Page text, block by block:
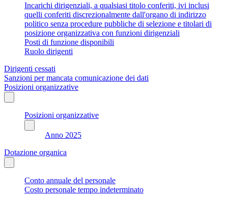
Incarichi dirigenziali, a qualsiasi titolo conferiti, ivi inclusi
quelli conferiti discrezionalmente dall'organo di indirizzo
politico senza procedure pubbliche di selezione e titolari di
posizione organizzativa con funzioni dirigenziali
Posti di funzione disponibili
Ruolo dirigenti
Dirigenti cessati
Sanzioni per mancata comunicazione dei dati
Posizioni organizzative
Posizioni organizzative
Anno 2025
Dotazione organica
Conto annuale del personale
Costo personale tempo indeterminato